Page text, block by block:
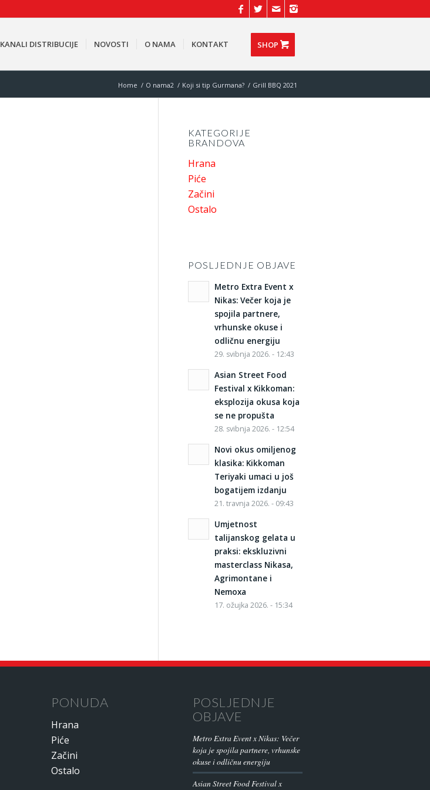
KANALI DISTRIBUCIJE NOVOSTI O NAMA KONTAKT SHOP
Home / O nama2 / Koji si tip Gurmana? / Grill BBQ 2021
KATEGORIJE
BRANDOVA
Hrana
Piće
Začini
Ostalo
POSLJEDNJE OBJAVE
Metro Extra Event x
Nikas: Večer koja je
spojila partnere,
vrhunske okuse i
odličnu energiju
29. svibnja 2026. - 12:43
Asian Street Food
Festival x Kikkoman:
eksplozija okusa koja
se ne propušta
28. svibnja 2026. - 12:54
Novi okus omiljenog
klasika: Kikkoman
Teriyaki umaci u još
bogatijem izdanju
21. travnja 2026. - 09:43
Umjetnost
talijanskog gelata u
praksi: ekskluzivni
masterclass Nikasa,
Agrimontane i
Nemoxa
17. ožujka 2026. - 15:34
PONUDA
Hrana
Piće
Začini
Ostalo
POSLJEDNJE
OBJAVE
Metro Extra Event x Nikas: Večer
koja je spojila partnere, vrhunske
okuse i odličnu energiju
Asian Street Food Festival x